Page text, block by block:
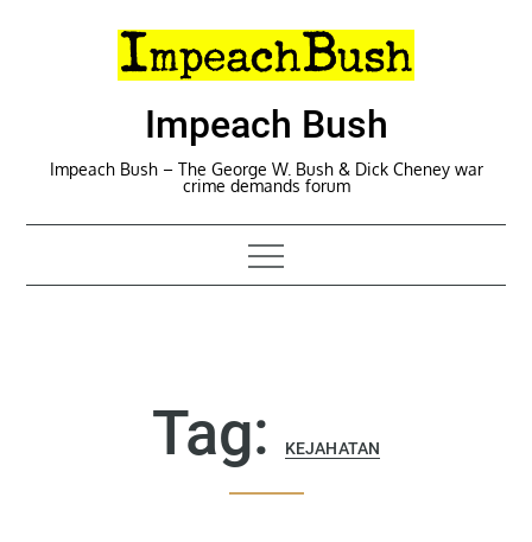
Impeach Bush
Impeach Bush – The George W. Bush & Dick Cheney war
crime demands forum
Tag: KEJAHATAN